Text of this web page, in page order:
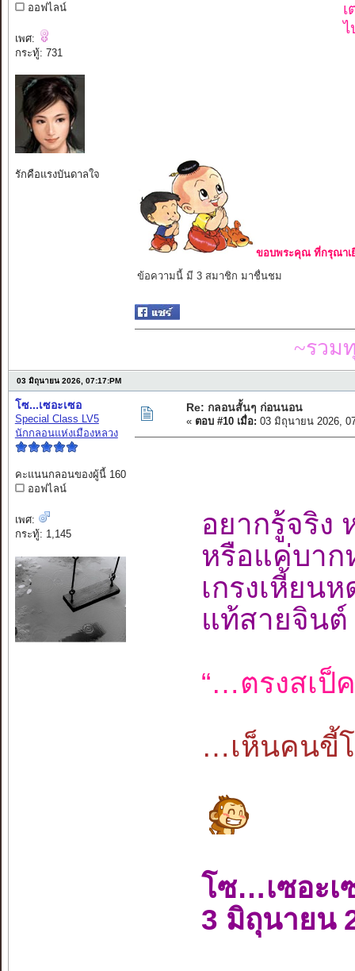
ออฟไลน์
เพศ:
กระทู้: 731
รักคือแรงบันดาลใจ
ไ
ขอบพระคุณ ที่กรุณาเ
ข้อความนี้ มี 3 สมาชิก มาชื่นชม
~รวม
03 มิถุนายน 2026, 07:17:PM
โซ...เซอะเซอ
Special Class LV5
นักกลอนแห่งเมืองหลวง
คะแนนกลอนของผู้นี้ 160
ออฟไลน์
เพศ:
กระทู้: 1,145
Re: กลอนสั้นๆ ก่อนนอน
« ตอบ #10 เมื่อ: 03 มิถุนายน 2026,
อยากรู้จริง
หรือแค่บาก
เกรงเหี้ยน
แท้สายจิน
“…ตรงสเป็
…เห็นคนขี้
โซ…เซอะเ
3 มิถุนายน